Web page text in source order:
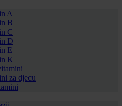
A
B
C
D
E
K
za djecu